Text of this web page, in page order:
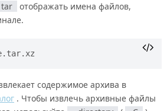
tar
отображать имена файлов,
содержимое архива в
. Чтобы извлечь архивные файлы